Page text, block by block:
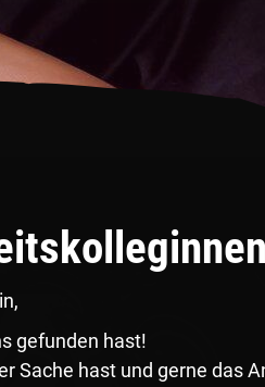
gefunden hast!
Sache hast und gerne das